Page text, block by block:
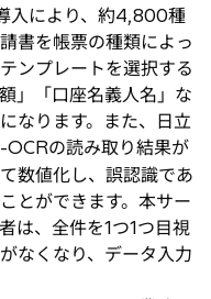
入により、約4,800種
書を帳票の種類によっ
ンプレートを選択する
」「口座名義人名」な
なります。また、日立
OCRの読み取り結果が
数値化し、誤認識であ
とができます。本サー
は、全件を1つ1つ目視
なくなり、データ入力